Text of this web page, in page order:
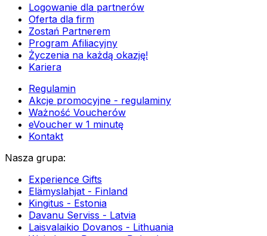
Logowanie dla partnerów
Oferta dla firm
Zostań Partnerem
Program Afiliacyjny
Życzenia na każdą okazję!
Kariera
Regulamin
Akcje promocyjne - regulaminy
Ważność Voucherów
eVoucher w 1 minutę
Kontakt
Nasza grupa:
Experience Gifts
Elämyslahjat - Finland
Kingitus - Estonia
Davanu Serviss - Latvia
Laisvalaikio Dovanos - Lithuania